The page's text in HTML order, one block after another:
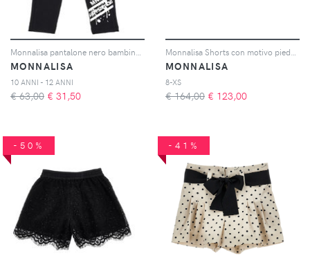
MONNALISA
10 ANNI - 12 ANNI
€ 63,00 € 31,50
MONNALISA
8-XS
€ 164,00 € 123,00
-50% -41%